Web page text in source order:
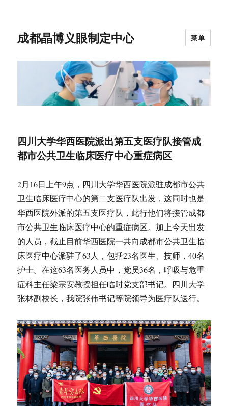
成都晶博义眼制定中心 菜单
四川大学华西医院派出第五支医疗队接管成
都市公共卫生临床医疗中心重症病区
2月16日上午9点，四川大学华西医院派驻成都市公共
卫生临床医疗中心的第二支医疗队出发，这同时也是
华西医院外派的第五支医疗队，此行他们将接管成都
市公共卫生临床医疗中心的重症病区。加上今天出发
的人员，截止目前华西医院一共向成都市公共卫生临
床医疗中心派驻了63人，包括23名医生、技师，40名
护士。在这63名医务人员中，党员36名，呼吸与危重
症科主任梁宗安教授担任临时党支部书记。四川大学
张林副校长，我院张伟书记等院领导为医疗队送行。